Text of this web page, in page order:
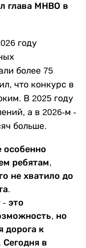
глава МНВО в
году
более 75
что конкурс в
В 2025 году
а в 2026-м -
больше.
особенно
ребятам,
не хватило до
- это
но
дорога к
в